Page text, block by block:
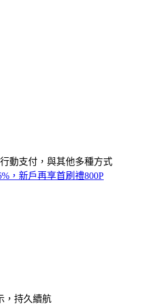
動支付，與其他多種方式
，新戶再享首刷禮800P
，持久續航